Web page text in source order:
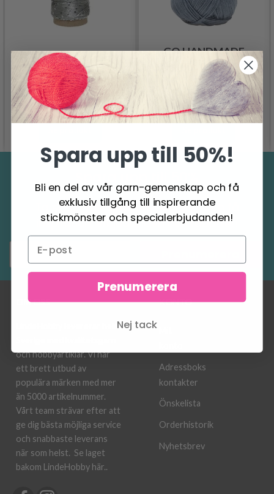
GO HANDMADE PARTY
DELUXE
62.95 SEK
GO HANDMADE
TENCEL BAMBOO
"FINE"
58.95 SEK
Ta emot vårt gratis nyhetsbrev och få
inspiration, erbjudanden och rabatter!
OM OSS
LindeHobby levererar hela
och hobbyartiklar. Vi har
ett brett utbud av
populära märken med mer
än 5000 artikelnummer.
Vårt team strävar efter att
ge dig bästa möjliga service
och snabbaste leverans
när som helst. Se laget
bakom LindeHobby här..
KONTO
Adressboks
kontakter
Önskelista
Orderhistorik
Nyhetsbrev
Spara upp till 50%!
Bli en del av vår garn-gemenskap och få
exklusiv tillgång till inspirerande
stickmönster och specialerbjudanden!
Prenumerera
Nej tack